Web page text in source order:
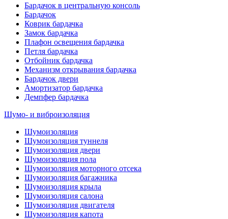
Бардачок в центральную консоль
Бардачок
Коврик бардачка
Замок бардачка
Плафон освещения бардачка
Петля бардачка
Отбойник бардачка
Механизм открывания бардачка
Бардачок двери
Амортизатор бардачка
Демпфер бардачка
Шумо- и виброизоляция
Шумоизоляция
Шумоизоляция туннеля
Шумоизоляция двери
Шумоизоляция пола
Шумоизоляция моторного отсека
Шумоизоляция багажника
Шумоизоляция крыла
Шумоизоляция салона
Шумоизоляция двигателя
Шумоизоляция капота